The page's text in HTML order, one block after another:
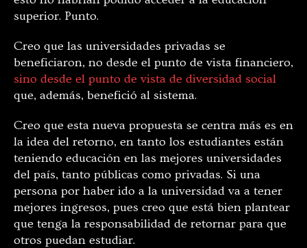
superior. Punto.
Creo que las universidades privadas se
beneficiaron, no desde el punto de vista financiero,
sino desde el punto de vista de diversidad social
que, además, benefició al sistema.
Creo que esta nueva propuesta se centra más es en
la idea del retorno, en tanto los estudiantes están
teniendo educación en las mejores universidades
del país, tanto públicas como privadas. Si una
persona por haber ido a la universidad va a tener
mejores ingresos, pues creo que está bien plantear
que tenga la responsabilidad de retornar para que
otros puedan estudiar.